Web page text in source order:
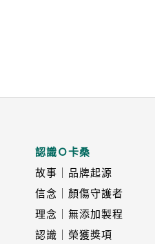
認識Ｏ卡桑
故事｜品牌起源
信念｜顏傷守護者
理念｜無添加製程
認識｜榮獲獎項